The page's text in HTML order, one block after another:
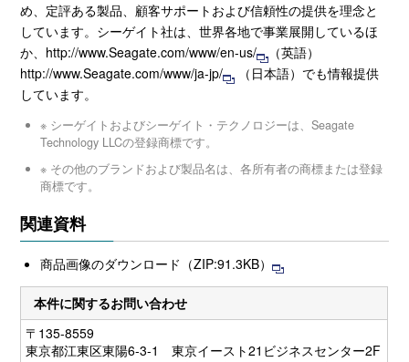
め、定評ある製品、顧客サポートおよび信頼性の提供を理念と
しています。シーゲイト社は、世界各地で事業展開しているほ
か、 http://www.Seagate.com/www/en-us/
（英語）
http://www.Seagate.com/www/ja-jp/
（日本語）でも情報提供
しています。
※ シーゲイトおよびシーゲイト・テクノロジーは、Seagate
Technology LLCの登録商標です。
※ その他のブランドおよび製品名は、各所有者の商標または登録
商標です。
関連資料
商品画像のダウンロード（ZIP:91.3KB）
本件に関するお問い合わせ
〒135-8559
東京都江東区東陽6-3-1 東京イースト21ビジネスセンター2F